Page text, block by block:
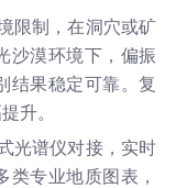
限制，在洞穴或矿
沙漠环境下，偏振
结果稳定可靠。复
升。
光谱仪对接，实时
专业地质图表，